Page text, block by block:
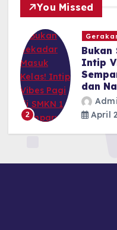
You Missed
2
Bukan
Intip
dan
April